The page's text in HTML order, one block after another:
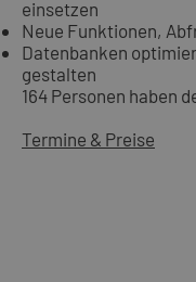
einsetzen
Neue Funktionen,
Datenbanken
gestalten
164 Personen haben
Termine & Preise